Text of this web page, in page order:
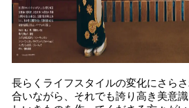
長らくライフスタイルの変化にさら
合いながら、それでも誇り高き美意